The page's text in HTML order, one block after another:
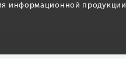
информационной продукции